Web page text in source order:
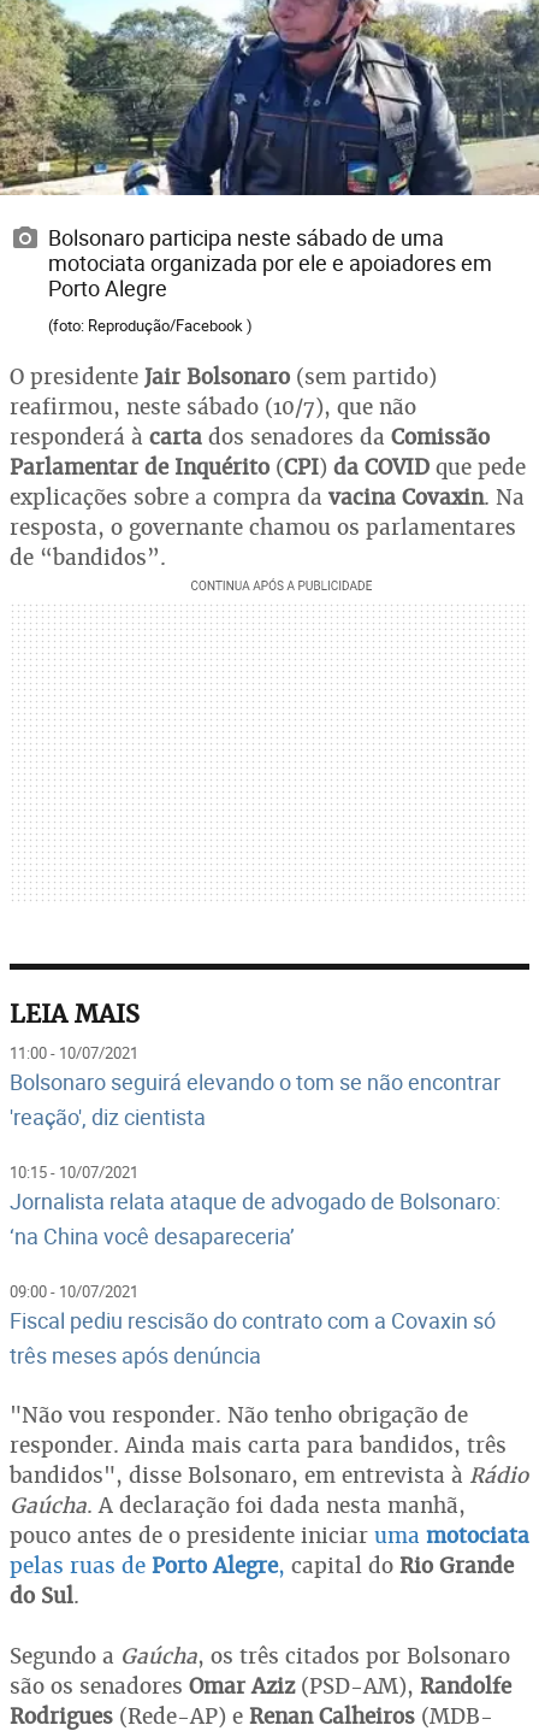
Bolsonaro participa neste sábado de uma
motociata organizada por ele e apoiadores em
Porto Alegre
(foto: Reprodução/Facebook )
O presidente Jair Bolsonaro (sem partido)
reafirmou, neste sábado (10/7), que não
responderá à carta dos senadores da Comissão
Parlamentar de Inquérito (CPI) da COVID que pede
explicações sobre a compra da vacina Covaxin. Na
resposta, o governante chamou os parlamentares
de “bandidos”.
LEIA MAIS
11:00 - 10/07/2021
Bolsonaro seguirá elevando o tom se não encontrar
'reação', diz cientista
10:15 - 10/07/2021
Jornalista relata ataque de advogado de Bolsonaro:
‘na China você desapareceria’
09:00 - 10/07/2021
Fiscal pediu rescisão do contrato com a Covaxin só
três meses após denúncia
"Não vou responder. Não tenho obrigação de
responder. Ainda mais carta para bandidos, três
bandidos", disse Bolsonaro, em entrevista à Rádio
Gaúcha. A declaração foi dada nesta manhã,
pouco antes de o presidente iniciar uma motociata
pelas ruas de Porto Alegre, capital do Rio Grande
do Sul.
Segundo a Gaúcha, os três citados por Bolsonaro
são os senadores Omar Aziz (PSD-AM), Randolfe
Rodrigues (Rede-AP) e Renan Calheiros (MDB-